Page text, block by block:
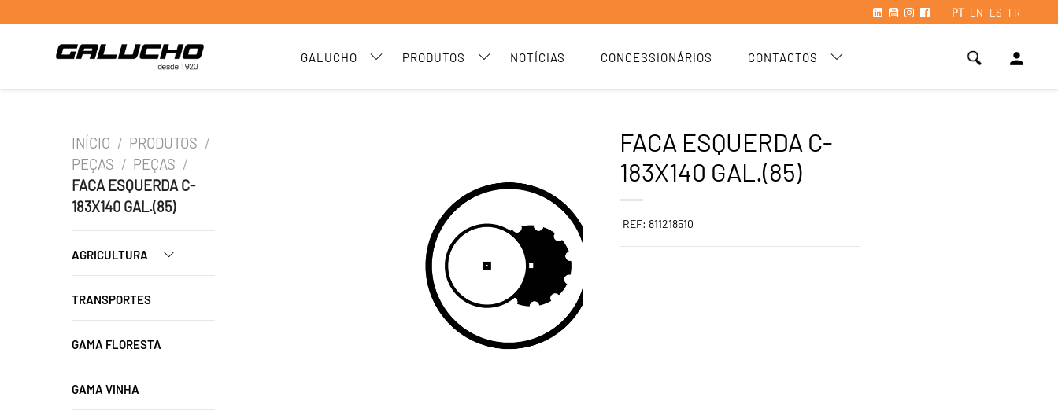
PT EN ES FR
GALUCHO PRODUTOS NOTÍCIAS CONCESSIONÁRIOS CONTACTOS person
INÍCIO / PRODUTOS /
PEÇAS / PEÇAS /
FACA ESQUERDA C-
183X140 GAL.(85)
AGRICULTURA
TRANSPORTES
GAMA FLORESTA
GAMA VINHA
FACA ESQUERDA C-
183X140 GAL.(85)
REF: 811218510